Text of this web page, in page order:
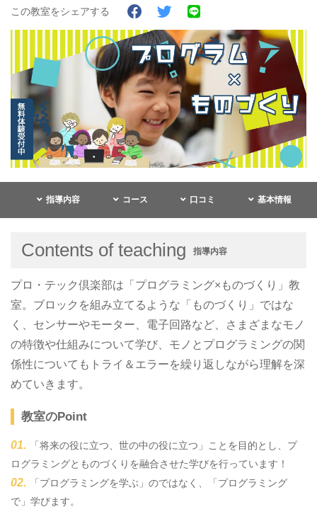
この教室をシェアする
指導内容 コース 口コミ 基本情報
Contents of teaching 指導内容
プロ・テック倶楽部は「プログラミング×ものづくり」教
室。ブロックを組み立てるような「ものづくり」ではな
く、センサーやモーター、電子回路など、さまざまなモノ
の特徴や仕組みについて学び、モノとプログラミングの関
係性についてもトライ＆エラーを繰り返しながら理解を深
めていきます。
教室のPoint
「将来の役に立つ、世の中の役に立つ」ことを目的とし、プ
ログラミングとものづくりを融合させた学びを行っています！
「プログラミングを学ぶ」のではなく、「プログラミング
で」学びます。